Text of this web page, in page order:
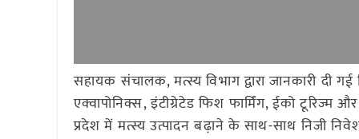
सहायक संचालक, मत्स्य विभाग द्वारा जानकारी
एक्वापोनिक्स, इंटीग्रेटेड फिश फार्मिंग, ईको टूरिज्म
प्रदेश में मत्स्य उत्पादन बढ़ाने के साथ-साथ निजी